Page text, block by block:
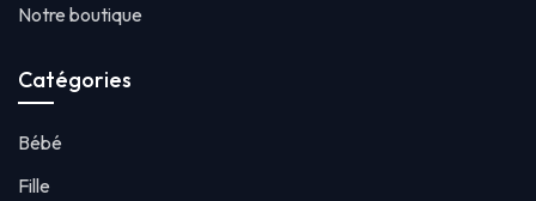
Notre boutique
Catégories
Bébé
Fille